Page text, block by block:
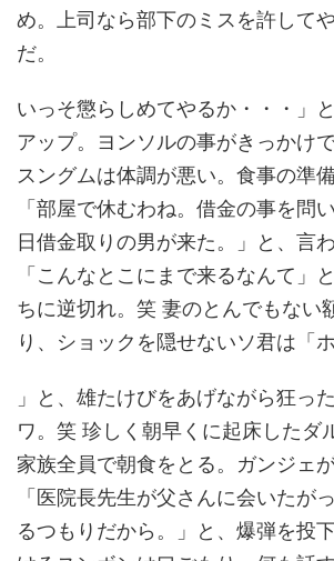
め。上司なら部下のミスを許して
だ。
いっそ懲らしめてやるか・・・」
アップ。ヨンソルの事がきっかけ
スングムは体調が悪い。食事の準
「部屋で休むわね。借金の事を問
日借金取りの男が来た。」と、言
「こんなとこにまで来るなんて」
ちに逆切れ。笑 妻のとんでもない
り、ショックを隠せないソ君は「
」と、雄たけびをあげながら狂っ
ワ。笑 珍しく朝早くに起床したダ
家族全員で朝食をとる。ガンジェ
「医院長先生が父さんに会いたが
るつもりだから。」と、爆弾を投